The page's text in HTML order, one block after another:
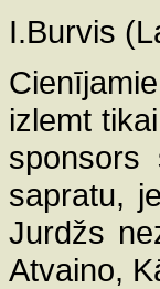
I.Burvis
izlemt
sponsors
sapratu,
Jurdžs
Atvaino,